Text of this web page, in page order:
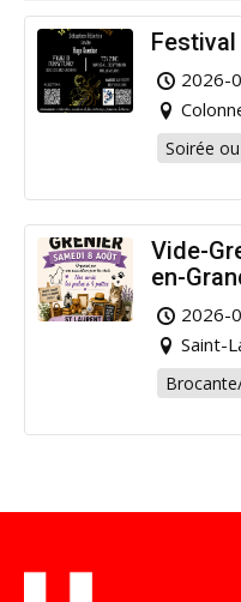
2026-
Soirée
Vide-
en-
pour la
2026-
Saint-